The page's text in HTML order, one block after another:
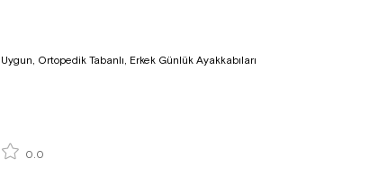
Ortopedik Tabanlı, Erkek Günlük Ayakkabıları
0.0